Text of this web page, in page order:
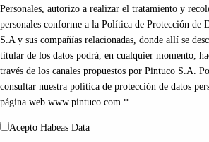
Personales, autorizo a realizar el tratamiento y
personales conforme a la Política de Protección de
S.A y sus compañías relacionadas, donde allí se
titular de los datos podrá, en cualquier momento,
través de los canales propuestos por Pintuco S.A.
consultar nuestra política de protección de datos
página web www.pintuco.com.*
Acepto Habeas Data